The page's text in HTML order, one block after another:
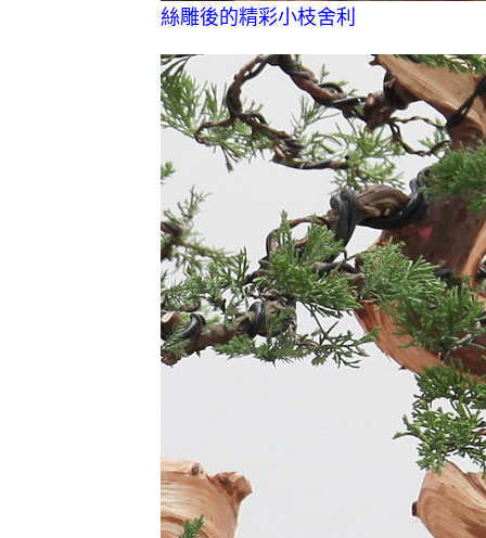
絲雕後的精彩小枝舍利